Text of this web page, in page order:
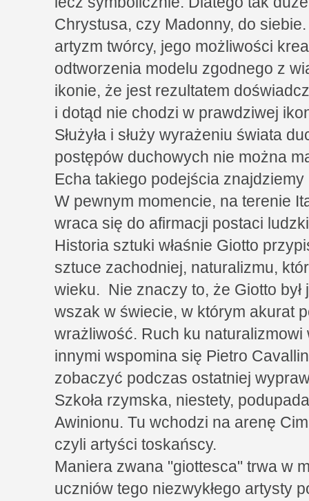
Chrystusa, czy Madonny, do
artyzm twórcy, jego możliwości
odtworzenia modelu zgodnego z
ikonie, że jest rezultatem
i dotąd nie chodzi w prawdziwej
Służyła i służy wyrażeniu świata
postępów duchowych nie można
Echa takiego podejścia
W pewnym momencie, na terenie
wraca się do afirmacji postaci
Historia sztuki właśnie Giotto
sztuce zachodniej, naturalizmu,
wieku. Nie znaczy to, że Giotto był
wszak w świecie, w którym akurat
wrażliwość. Ruch ku
innymi wspomina się Pietro
zobaczyć podczas ostatniej
Szkoła rzymska, niestety,
Awinionu. Tu wchodzi na arenę
czyli artyści toskańscy.
Maniera zwana "giottesca" trwa w
uczniów tego niezwykłego artysty